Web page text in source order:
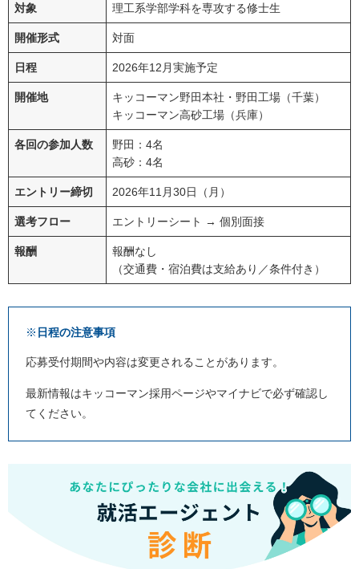
対象 理工系学部学科を専攻する修士生
開催形式 対面
日程 2026年12月実施予定
開催地
キッコーマン野田本社・野田工場（千葉）
キッコーマン高砂工場（兵庫）
各回の参加人数
野田：4名
高砂：4名
エントリー締切 2026年11月30日（月）
選考フロー エントリーシート → 個別面接
報酬
報酬なし
（交通費・宿泊費は支給あり／条件付き）
※ 日程の注意事項
応募受付期間や内容は変更されることがあります。
最新情報はキッコーマン採用ページやマイナビで必ず確認し
てください。